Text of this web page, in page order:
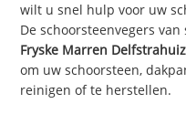
wilt u snel hulp voor uw
De schoorsteenvegers
Fryske Marren
om uw schoorsteen,
reinigen of te herstellen.